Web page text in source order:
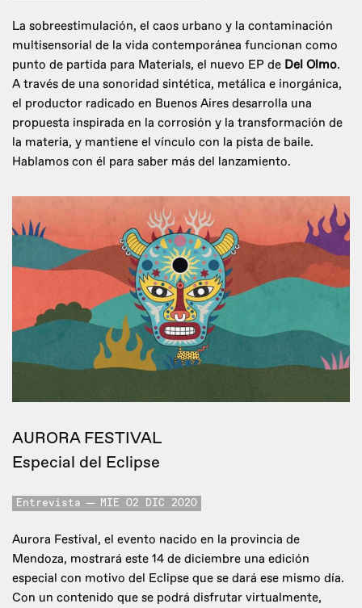
La sobreestimulación, el caos urbano y la contaminación
multisensorial de la vida contemporánea funcionan como
punto de partida para Materials, el nuevo EP de Del Olmo.
A través de una sonoridad sintética, metálica e inorgánica,
el productor radicado en Buenos Aires desarrolla una
propuesta inspirada en la corrosión y la transformación de
la materia, y mantiene el vínculo con la pista de baile.
Hablamos con él para saber más del lanzamiento.
AURORA FESTIVAL
Especial del Eclipse
Entrevista MIE 02 DIC 2020
Aurora Festival, el evento nacido en la provincia de
Mendoza, mostrará este 14 de diciembre una edición
especial con motivo del Eclipse que se dará ese mismo día.
Con un contenido que se podrá disfrutar virtualmente,